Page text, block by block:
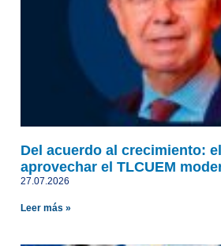
Del acuerdo al crecimiento:
aprovechar el TLCUEM
27.07.2026
Leer más »